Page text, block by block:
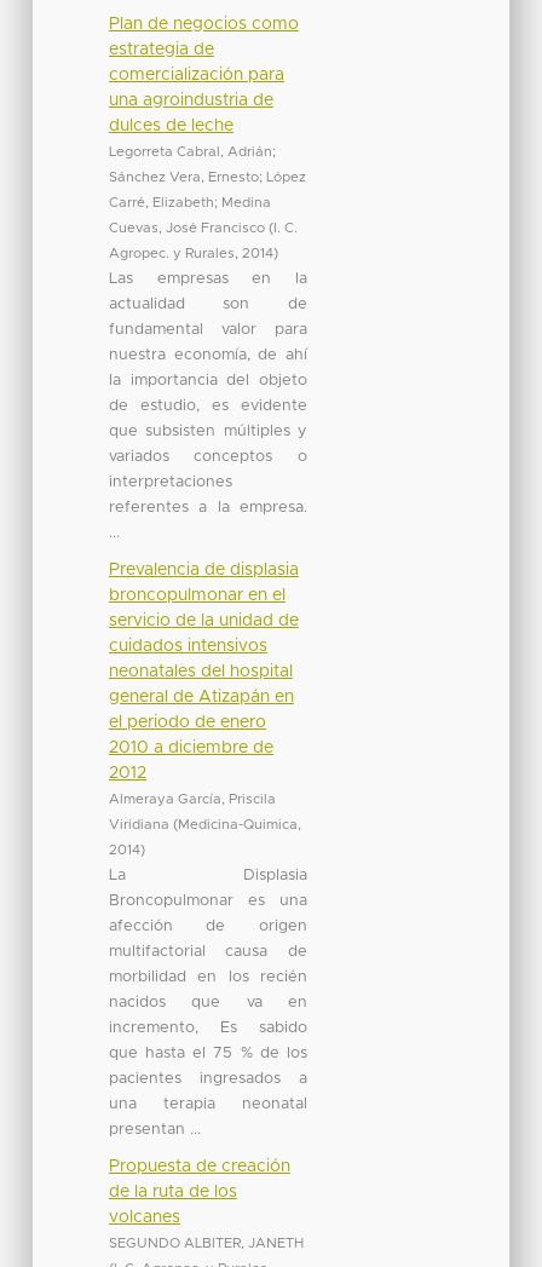
Plan de negocios como
estrategia de
comercialización para
una agroindustria de
dulces de leche
Legorreta Cabral, Adrián;
Sánchez Vera, Ernesto;
López
Carré, Elizabeth; Medina
Cuevas, José Francisco (I. C.
Agropec. y Rurales
2014)
Las empresas en la
actualidad son de
fundamental valor para
nuestra economía, de ahí
la importancia del objeto
de estudio, es evidente
que subsisten múltiples y
variados conceptos o
interpretaciones
referentes a la empresa.
...
Prevalencia de displasia
broncopulmonar en el
servicio de la unidad de
cuidados intensivos
neonatales del hospital
general de Atizapán en
el periodo de enero
2010 a diciembre de
2012
Almeraya García, Priscila
Viridiana (Medicina-Quimica
2014)
La Displasia
Broncopulmonar es una
afección de origen
multifactorial causa de
morbilidad en los recién
nacidos que va en
incremento, Es sabido
que hasta el 75 % de los
pacientes ingresados a
una terapia neonatal
presentan ...
Propuesta de creación
de la ruta de los
volcanes
SEGUNDO ALBITER, JANETH